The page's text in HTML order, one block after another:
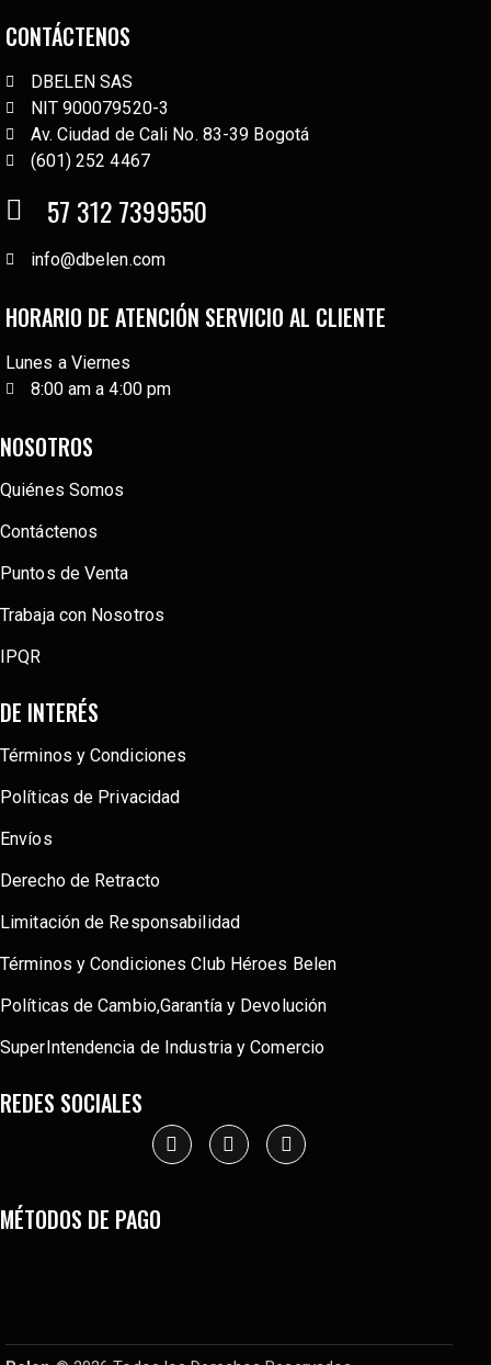
CONTÁCTENOS
DBELEN SAS
NIT 900079520-3
Av. Ciudad de Cali No. 83-39 Bogotá
(601) 252 4467
57 312 7399550
info@dbelen.com
HORARIO DE ATENCIÓN SERVICIO AL CLIENTE
Lunes a Viernes
8:00 am a 4:00 pm
NOSOTROS
Quiénes Somos
Contáctenos
Puntos de Venta
Trabaja con Nosotros
IPQR
DE INTERÉS
Términos y Condiciones
Políticas de Privacidad
Envíos
Derecho de Retracto
Limitación de Responsabilidad
Términos y Condiciones Club Héroes Belen
Políticas de Cambio,Garantía y Devolución
SuperIntendencia de Industria y Comercio
REDES SOCIALES
MÉTODOS DE PAGO